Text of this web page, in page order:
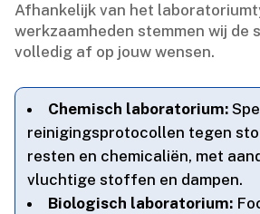
Afhankelijk van het
werkzaamheden stemmen wij de
volledig af op jouw wensen.​
Chemisch laboratorium:
reinigingsprotocollen tegen
resten en chemicaliën, met
vluchtige stoffen en dampen.​
Biologisch laboratorium: